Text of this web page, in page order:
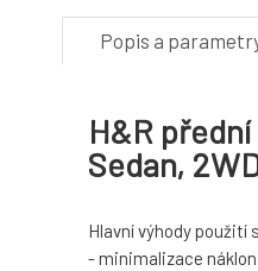
Popis a
H&R
Sedan,
Hlavní výhody
- minimalizace